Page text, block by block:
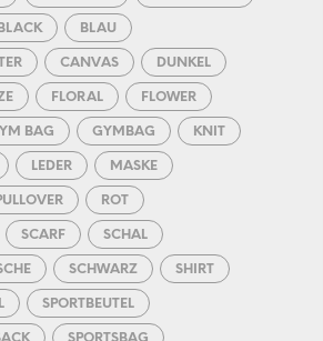
BLACK BLAU
CANVAS DUNKEL
FLORAL FLOWER
BAG GYMBAG KNIT
LEDER MASKE
ROT
SCARF SCHAL
SCHWARZ SHIRT
SPORTBEUTEL